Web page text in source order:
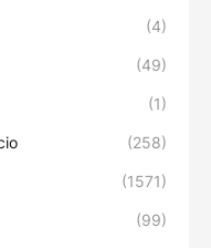
(4)
(49)
(1)
(258)
(1571)
(99)